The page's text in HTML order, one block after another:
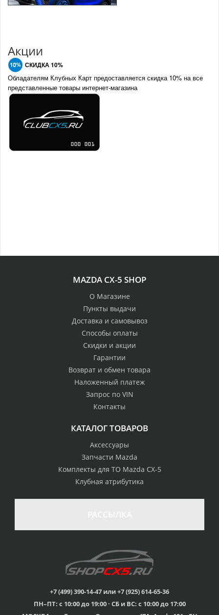
стоимости
товаром
Гарантия качества
Вы можете выбрать
наиболее удобный
для Вас
Профессиональная
консультация
мы знаем о Mazda CX-
Скидки
Акции
СКИДКА 10%
Обладателям Клубных Карт предоставляется скидка 10% на все
представленные товары интернет-магазина
MAZDA CX-5 SHOP
О Магазине
Пункты выдачи
Доставка и самовывоз
Способы оплаты
Скидки и акции
Гарантии
Возврат и обмен товара
Наложенный платеж
Запрос по VIN
Контакты
КАТАЛОГ ТОВАРОВ
Аксессуары
Запчасти Mazda
Комплекты для ТО Mazda CX-5
Клубная атрибутика
+7 (499) 390-14-47 или +7 (925) 614-65-36
ПН–ПТ: с 10:00 до 19:00 · СБ и ВС: с 10:00 до 17:00